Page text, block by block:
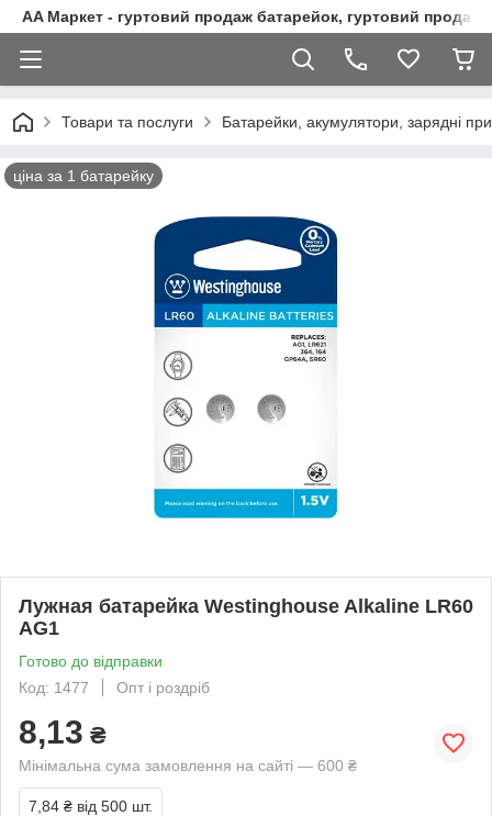
AA Маркет - гуртовий продаж батарейок, гуртовий продаж
Товари та послуги Батарейки, акумулятори, зарядні
ціна за 1 батарейку
Лужная батарейка Westinghouse Alkaline LR60
AG1
Готово до відправки
Код: 1477
Опт і роздріб
8,13 ₴
Мінімальна сума замовлення на сайті — 600 ₴
7,84 ₴ від 500 шт.